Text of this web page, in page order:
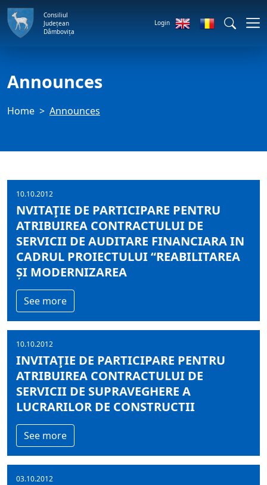
Consiliul
Județean
Dâmbovița
Login
Announces
Home Announces
10.10.2012
NVITAŢIE DE PARTICIPARE PENTRU
ATRIBUIREA CONTRACTULUI DE
SERVICII DE AUDITARE FINANCIARA IN
CADRUL PROIECTULUI “REABILITAREA
ȘI MODERNIZAREA
See more
10.10.2012
INVITAŢIE DE PARTICIPARE PENTRU
ATRIBUIREA CONTRACTULUI DE
SERVICII DE SUPRAVEGHERE A
LUCRARILOR DE CONSTRUCTII
See more
03.10.2012